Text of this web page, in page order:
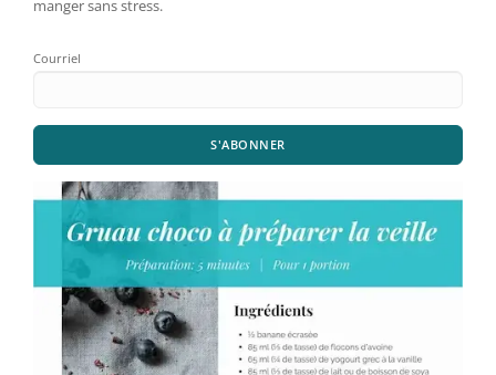
manger sans stress.
Courriel
S'ABONNER